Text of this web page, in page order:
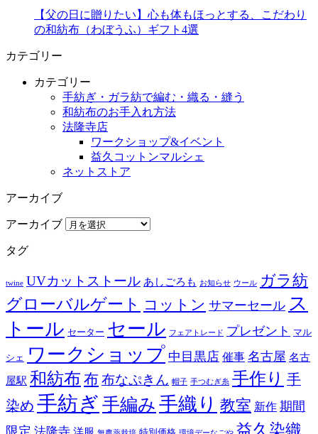
【父の日に贈りたい】心も体もほっとする、こだわり
の和紡布（わぼうふ）ギフト4選
カテゴリー
カテゴリー
手紡ぎ・ガラ紡で編む・織る・縫う
和紡布のお手入れ方法
法隆寺店
ワークショップ&イベント
益久コットンマルシェ
ネットストア
アーカイブ
アーカイブ
タグ
twine UVカットストール あしごろも お知らせ ウール ガラ紡
グローバルゲート コットン サマーセール ス
トール セーター セール フェアトレード プレゼント マル
シェ ワークショップ 中目黒店 催事 名古屋 名古
屋駅 和紡布 布布なぷきん 帽子 手つむぎ糸 手作り 手
染め 手紡ぎ 手編み 手織り 教室 新作 期間
限定 法隆寺 洋服 益久染織